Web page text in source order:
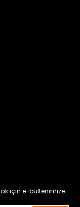
için e-bültenimize